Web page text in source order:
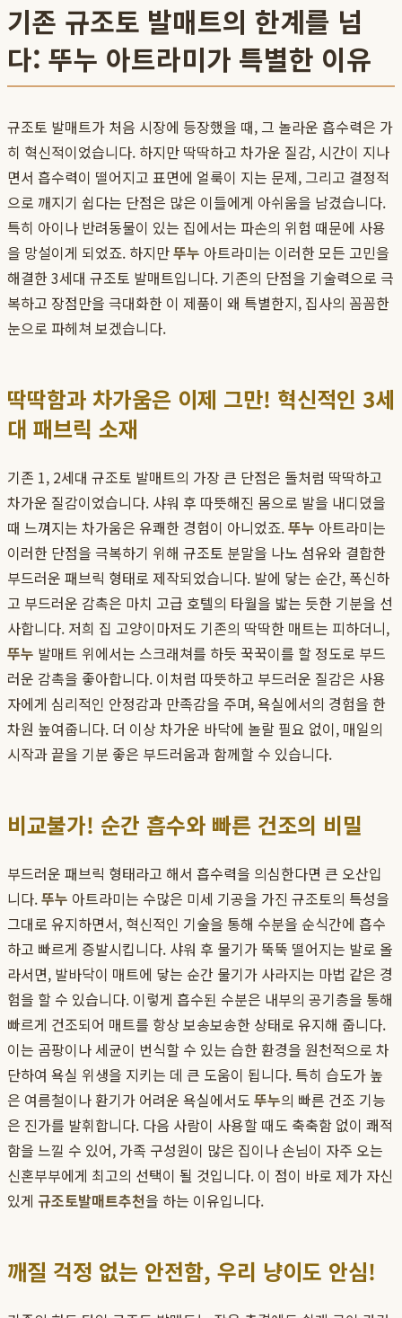
기존 규조토 발매트의 한계를 넘
다: 뚜누 아트라미가 특별한 이유
규조토 발매트가 처음 시장에 등장했을 때, 그 놀라운 흡수력은 가
히 혁신적이었습니다. 하지만 딱딱하고 차가운 질감, 시간이 지나
면서 흡수력이 떨어지고 표면에 얼룩이 지는 문제, 그리고 결정적
으로 깨지기 쉽다는 단점은 많은 이들에게 아쉬움을 남겼습니다.
특히 아이나 반려동물이 있는 집에서는 파손의 위험 때문에 사용
을 망설이게 되었죠. 하지만뚜누 아트라미는 이러한 모든 고민을
해결한 3세대 규조토 발매트입니다. 기존의 단점을 기술력으로 극
복하고 장점만을 극대화한 이 제품이 왜 특별한지, 집사의 꼼꼼한
눈으로 파헤쳐 보겠습니다.
딱딱함과 차가움은 이제 그만! 혁신적인 3세
대 패브릭 소재
기존 1, 2세대 규조토 발매트의 가장 큰 단점은 돌처럼 딱딱하고
차가운 질감이었습니다. 샤워 후 따뜻해진 몸으로 발을 내디뎠을
때 느껴지는 차가움은 유쾌한 경험이 아니었죠.뚜누 아트라미는
이러한 단점을 극복하기 위해 규조토 분말을 나노 섬유와 결합한
부드러운 패브릭 형태로 제작되었습니다. 발에 닿는 순간, 폭신하
고 부드러운 감촉은 마치 고급 호텔의 타월을 밟는 듯한 기분을 선
사합니다. 저희 집 고양이마저도 기존의 딱딱한 매트는 피하더니,
뚜누 발매트 위에서는 스크래쳐를 하듯 꾹꾹이를 할 정도로 부드
러운 감촉을 좋아합니다. 이처럼 따뜻하고 부드러운 질감은 사용
자에게 심리적인 안정감과 만족감을 주며, 욕실에서의 경험을 한
차원 높여줍니다. 더 이상 차가운 바닥에 놀랄 필요 없이, 매일의
시작과 끝을 기분 좋은 부드러움과 함께할 수 있습니다.
비교불가! 순간 흡수와 빠른 건조의 비밀
부드러운 패브릭 형태라고 해서 흡수력을 의심한다면 큰 오산입
니다.뚜누 아트라미는 수많은 미세 기공을 가진 규조토의 특성을
그대로 유지하면서, 혁신적인 기술을 통해 수분을 순식간에 흡수
하고 빠르게 증발시킵니다. 샤워 후 물기가 뚝뚝 떨어지는 발로 올
라서면, 발바닥이 매트에 닿는 순간 물기가 사라지는 마법 같은 경
험을 할 수 있습니다. 이렇게 흡수된 수분은 내부의 공기층을 통해
빠르게 건조되어 매트를 항상 보송보송한 상태로 유지해 줍니다.
이는 곰팡이나 세균이 번식할 수 있는 습한 환경을 원천적으로 차
단하여 욕실 위생을 지키는 데 큰 도움이 됩니다. 특히 습도가 높
은 여름철이나 환기가 어려운 욕실에서도 뚜누의 빠른 건조 기능
은 진가를 발휘합니다. 다음 사람이 사용할 때도 축축함 없이 쾌적
함을 느낄 수 있어, 가족 구성원이 많은 집이나 손님이 자주 오는
신혼부부에게 최고의 선택이 될 것입니다. 이 점이 바로 제가 자신
있게 규조토발매트추천을 하는 이유입니다.
깨질 걱정 없는 안전함, 우리 냥이도 안심!